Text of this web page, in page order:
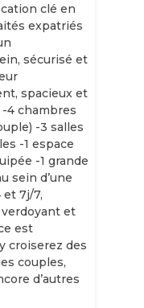
clé en
expatriés
sécurisé et
spacieux et
4 chambres
-3 salles
-1 espace
-1 grande
sein d’une
7j/7,
et
est
croiserez des
couples,
d’autres